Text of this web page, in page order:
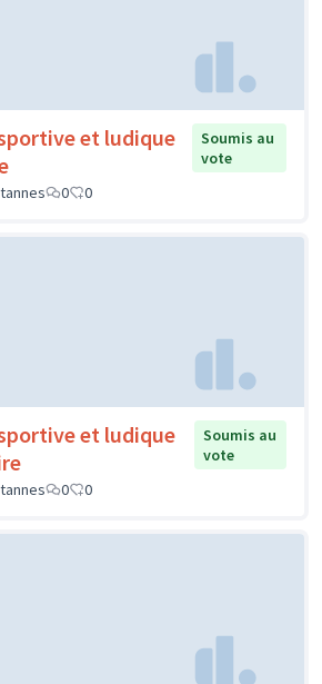
et ludique
Soumis au
vote
0 0
et ludique
Soumis au
vote
0 0